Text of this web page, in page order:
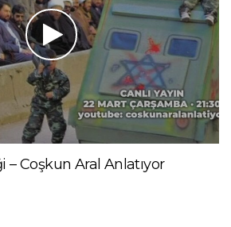
– Coşkun Aral Anlatıyor